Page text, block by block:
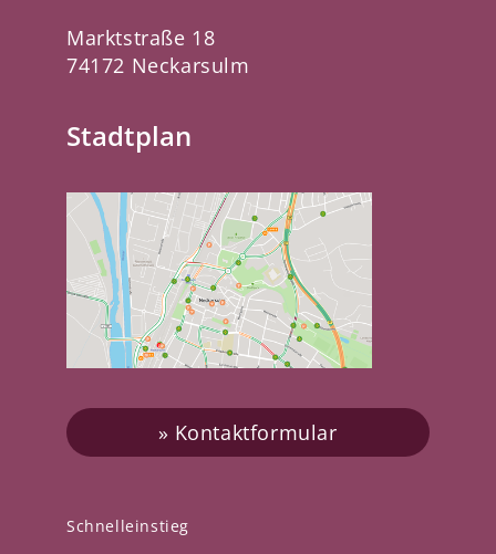
Schnelleinstieg
Marktstraße 18
74172 Neckarsulm
Stadtplan
Kontaktformular